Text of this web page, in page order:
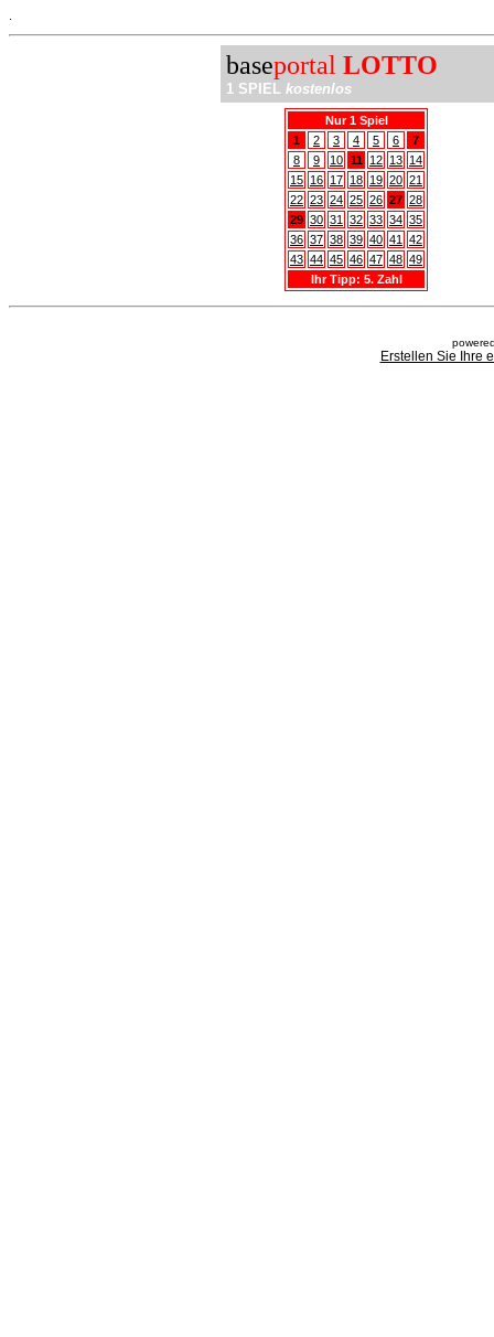
baseportal LOTTO
1 SPIEL kostenlos
Nur 1 Spiel
1
2 3 4 5 6
7
8
9 10 11 12 13 14
15 16 17 18 19 20 21
22 23 24 25 26 27 28
29 30 31 32 33 34 35
36 37 38 39 40 41
42
43 44 45 46 47 48 49
Ihr Tipp: 5. Zahl
Erstellen Sie Ihre